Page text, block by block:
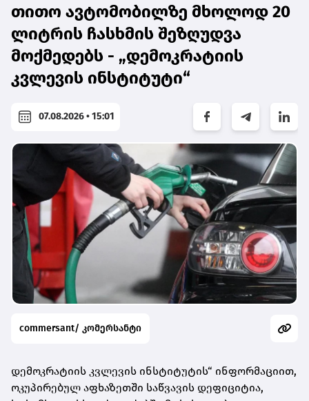
თითო ავტომობილზე მხოლოდ 20
ლიტრის ჩასხმის შეზღუდვა
მოქმედებს - „დემოკრატიის
კვლევის ინსტიტუტი“
07.08.2026 • 15:01
commersant/ კომერსანტი
დემოკრატიის კვლევის ინსტიტუტის“ ინფორმაციით,
ოკუპირებულ აფხაზეთში საწვავის დეფიციტია,